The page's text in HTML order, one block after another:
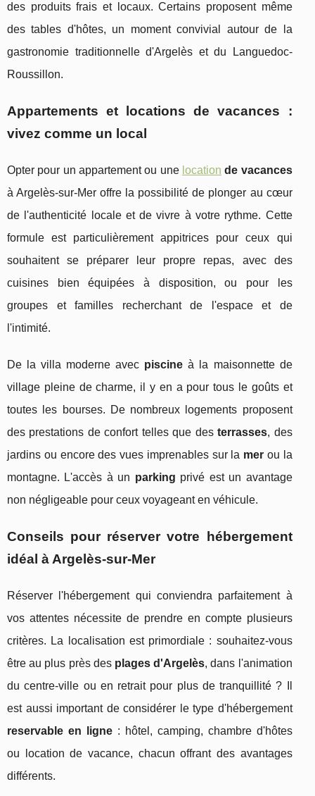
des produits frais et locaux. Certains proposent même
des tables d'hôtes, un moment convivial autour de la
gastronomie traditionnelle d'Argelès et du Languedoc-
Roussillon.
Appartements et locations de vacances :
vivez comme un local
Opter pour un appartement ou une location de vacances
à Argelès-sur-Mer offre la possibilité de plonger au cœur
de l'authenticité locale et de vivre à votre rythme. Cette
formule est particulièrement appitrices pour ceux qui
souhaitent se préparer leur propre repas, avec des
cuisines bien équipées à disposition, ou pour les
groupes et familles recherchant de l'espace et de
l'intimité.
De la villa moderne avec piscine à la maisonnette de
village pleine de charme, il y en a pour tous le goûts et
toutes les bourses. De nombreux logements proposent
des prestations de confort telles que desterrasses, des
jardins ou encore des vues imprenables sur la mer ou la
montagne. L'accès à un parking privé est un avantage
non négligeable pour ceux voyageant en véhicule.
Conseils pour réserver votre hébergement
idéal à Argelès-sur-Mer
Réserver l'hébergement qui conviendra parfaitement à
vos attentes nécessite de prendre en compte plusieurs
critères. La localisation est primordiale : souhaitez-vous
être au plus près des plages d'Argelès, dans l'animation
du centre-ville ou en retrait pour plus de tranquillité ? Il
est aussi important de considérer le type d'hébergement
reservable en ligne: hôtel, camping, chambre d'hôtes
ou location de vacance, chacun offrant des avantages
différents.